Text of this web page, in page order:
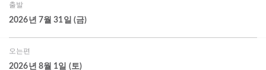
출발
2026년 7월 31일 (금)
오는편
2026년 8월 1일 (토)